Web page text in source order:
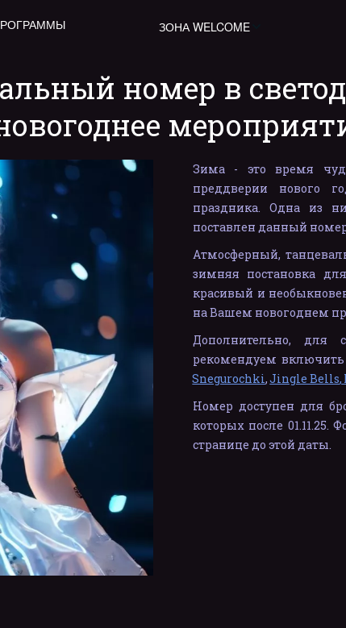
ЗОНА WELCOME
номер в
Зима - это время
преддверии нового
праздника. Одна из
поставлен данный
Атмосферный,
зимняя постановка
красивый и
на Вашем новогоднем
Дополнительно, для
рекомендуем
Snegurochki,Jingle Bells,
Номер доступен для
которых после 01.11.25.
странице до этой даты.